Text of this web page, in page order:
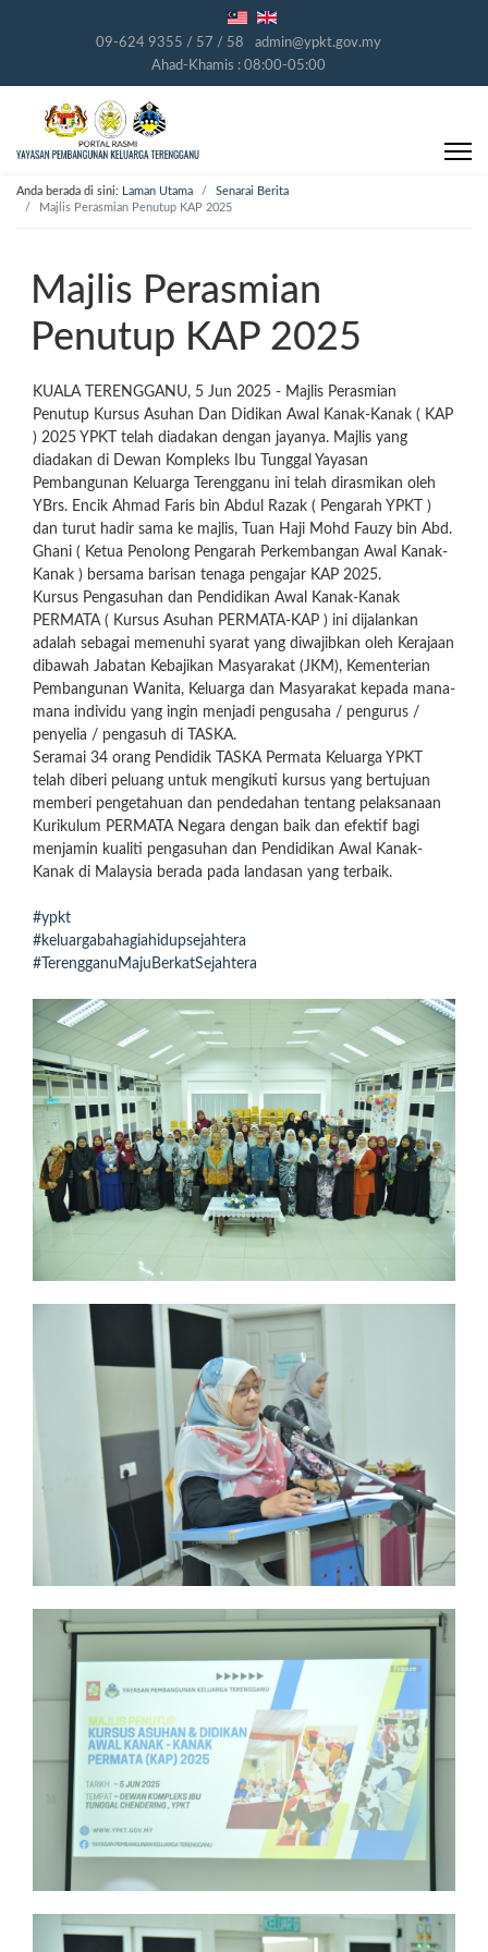
09-624 9355 / 57 / 58
admin@ypkt.gov.my
Ahad-Khamis : 08:00-05:00
Anda berada di sini: Laman Utama
Senarai Berita
Majlis Perasmian Penutup KAP 2025
Majlis Perasmian
Penutup KAP 2025
KUALA TERENGGANU, 5 Jun 2025 - Majlis Perasmian
Penutup Kursus Asuhan Dan Didikan Awal Kanak-Kanak ( KAP
) 2025 YPKT telah diadakan dengan jayanya. Majlis yang
diadakan di Dewan Kompleks Ibu Tunggal Yayasan
Pembangunan Keluarga Terengganu ini telah dirasmikan oleh
YBrs. Encik Ahmad Faris bin Abdul Razak ( Pengarah YPKT )
dan turut hadir sama ke majlis, Tuan Haji Mohd Fauzy bin Abd.
Ghani ( Ketua Penolong Pengarah Perkembangan Awal Kanak-
Kanak ) bersama barisan tenaga pengajar KAP 2025.
Kursus Pengasuhan dan Pendidikan Awal Kanak-Kanak
PERMATA ( Kursus Asuhan PERMATA-KAP ) ini dijalankan
adalah sebagai memenuhi syarat yang diwajibkan oleh Kerajaan
dibawah Jabatan Kebajikan Masyarakat (JKM), Kementerian
Pembangunan Wanita, Keluarga dan Masyarakat kepada mana-
mana individu yang ingin menjadi pengusaha / pengurus /
penyelia / pengasuh di TASKA.
Seramai 34 orang Pendidik TASKA Permata Keluarga YPKT
telah diberi peluang untuk mengikuti kursus yang bertujuan
memberi pengetahuan dan pendedahan tentang pelaksanaan
Kurikulum PERMATA Negara dengan baik dan efektif bagi
menjamin kualiti pengasuhan dan Pendidikan Awal Kanak-
Kanak di Malaysia berada pada landasan yang terbaik.
#ypkt
#keluargabahagiahidupsejahtera
#TerengganuMajuBerkatSejahtera